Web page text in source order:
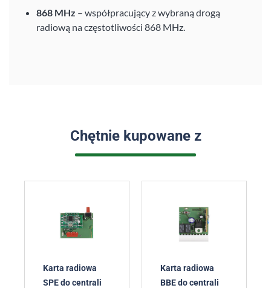
868 MHz – współpracujący z wybraną drogą
radiową na częstotliwości 868 MHz.
Chętnie kupowane z
Karta radiowa
SPE do centrali
Karta radiowa
BBE do centrali